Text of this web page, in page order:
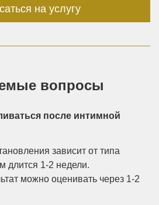
на услугу
вопросы
после интимной
зависит от типа
длится 1-2 недели.
можно оценивать через 1-2